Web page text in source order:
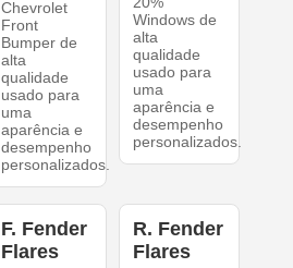
Chevrolet
Front
Bumper de
alta
qualidade
usado para
uma
aparência e
desempenho
personalizados.
Windows de
alta
qualidade
usado para
uma
aparência e
desempenho
personalizados.
F. Fender
Flares
R. Fender
Flares